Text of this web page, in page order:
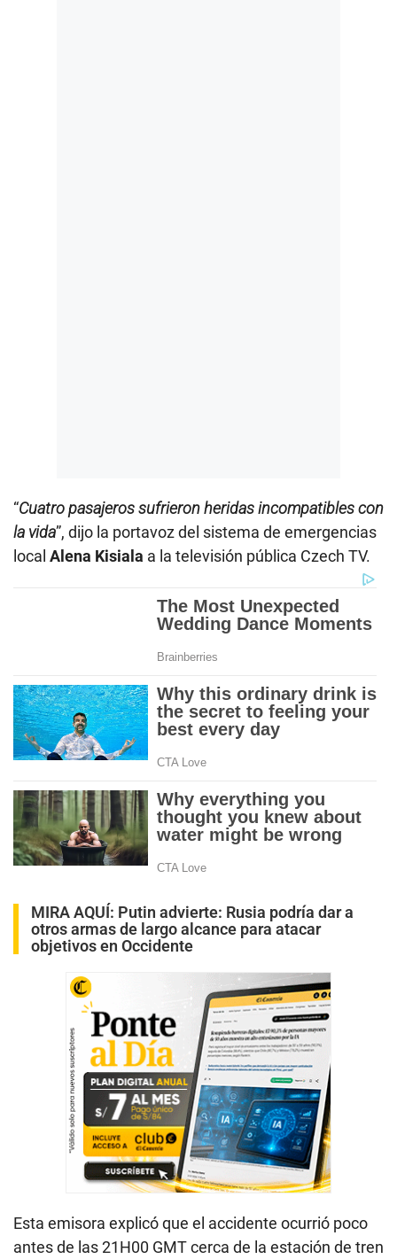
“Cuatro pasajeros sufrieron heridas incompatibles con
la vida”, dijo la portavoz del sistema de emergencias
local Alena Kisiala a la televisión pública Czech TV.
MIRA AQUÍ: Putin advierte: Rusia podría dar a
otros armas de largo alcance para atacar
objetivos en Occidente
Esta emisora explicó que el accidente ocurrió poco
antes de las 21H00 GMT cerca de la estación de tren